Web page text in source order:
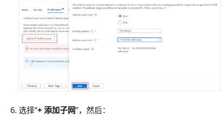
选择“+ 添加子网”，然后：